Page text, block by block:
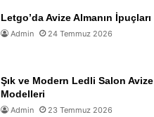
Letgo’da Avize Almanın İpuçları
Admin 24 Temmuz 2026
Şık ve Modern Ledli Salon Avize
Modelleri
Admin 23 Temmuz 2026